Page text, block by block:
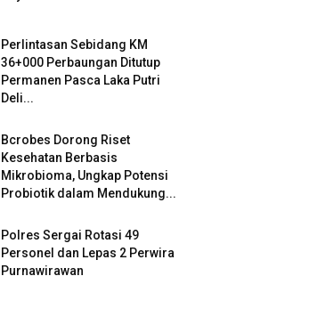
Perlintasan Sebidang KM
36+000 Perbaungan Ditutup
Permanen Pasca Laka Putri
Deli...
Bcrobes Dorong Riset
Kesehatan Berbasis
Mikrobioma, Ungkap Potensi
Probiotik dalam Mendukung...
Polres Sergai Rotasi 49
Personel dan Lepas 2 Perwira
Purnawirawan